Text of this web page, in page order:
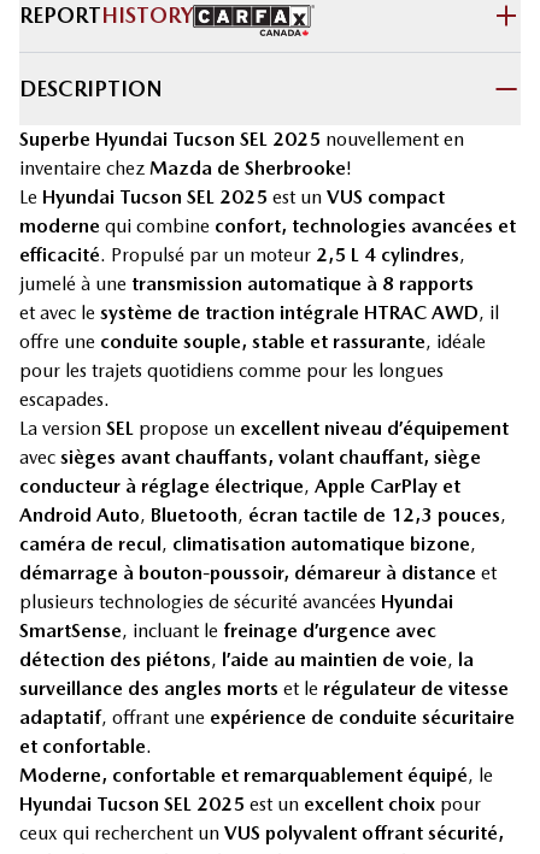
REPORTHISTORY
DESCRIPTION
Superbe Hyundai Tucson SEL 2025 nouvellement en
inventaire chez Mazda de Sherbrooke!
Le Hyundai Tucson SEL 2025 est un VUS compact
moderne qui combine confort, technologies avancées et
efficacité. Propulsé par un moteur 2,5 L 4 cylindres,
jumelé à une transmission automatique à 8 rapports
et avec le système de traction intégrale HTRAC AWD, il
offre une conduite souple, stable et rassurante, idéale
pour les trajets quotidiens comme pour les longues
escapades.
La version SEL propose un excellent niveau d’équipement
avec sièges avant chauffants, volant chauffant, siège
conducteur à réglage électrique, Apple CarPlay et
Android Auto, Bluetooth, écran tactile de 12,3 pouces,
caméra de recul, climatisation automatique bizone,
démarrage à bouton-poussoir, démareur à distance et
plusieurs technologies de sécurité avancées Hyundai
SmartSense, incluant le freinage d’urgence avec
détection des piétons, l’aide au maintien de voie, la
surveillance des angles morts et le régulateur de vitesse
adaptatif, offrant une expérience de conduite sécuritaire
et confortable.
Moderne, confortable et remarquablement équipé, le
Hyundai Tucson SEL 2025 est un excellent choix pour
ceux qui recherchent un VUS polyvalent offrant sécurité,